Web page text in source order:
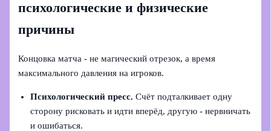
психологические и физические
причины
Концовка матча - не магический отрезок, а время
максимального давления на игроков.
Психологический пресс. Счёт подталкивает одну
сторону рисковать и идти вперёд, другую - нервничать
и ошибаться.